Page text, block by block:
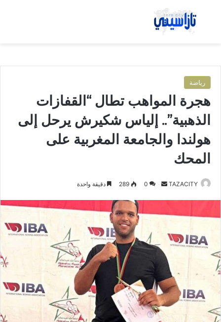
بحث عن
رياضة
هجرة المواهب تطال “القفازات
الذهبية”.. إلياس شكيرش يرحل إلى
هولندا والجامعة المغربية على
المحك
TAZACITY
ر
إ
ل
ك
0
289 دقيقة واحدة